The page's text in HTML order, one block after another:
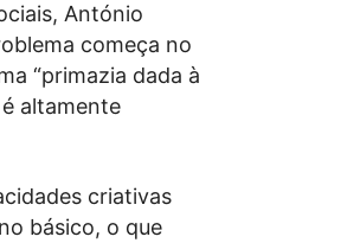
António
começa no
“primazia dada à
altamente
criativas
básico, o que